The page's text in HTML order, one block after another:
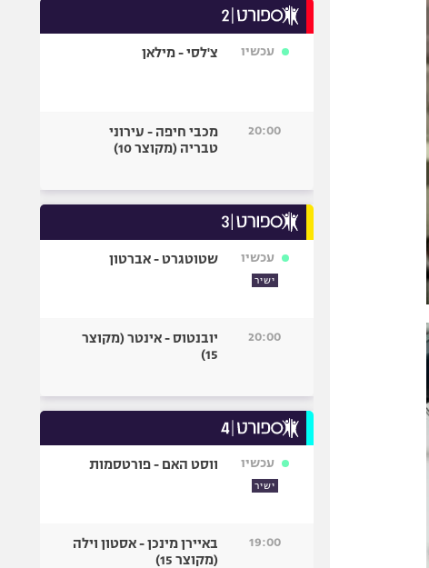
עכשיו צ'לסי - מילאן
20:00
מכבי חיפה - עירוני
טבריה (מקוצר 10)
עכשיו
ישיר
שטוטגרט - אברטון
20:00
יובנטוס - אינטר (מקוצר
15)
עכשיו
ישיר
ווסט האם - פורטסמות
19:00
באיירן מינכן - אסטון וילה
(מקוצר 15)